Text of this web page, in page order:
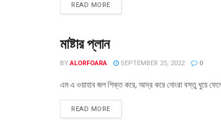
READ MORE
গল্প
মাষ্টার প্লান
BY ALORFOARA SEPTEMBER 25, 2022 0
এম এ ওয়াহাব জল শিক্ত করে, আদ্র করে নোংরা বস্তু ধুয়ে ফেলে,
READ MORE